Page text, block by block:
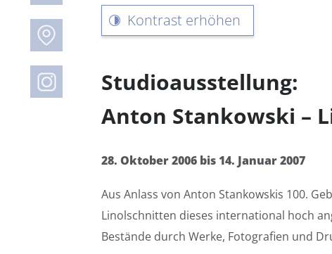
Kontrast erhöhen
Studioausstellung:
Anton Stankowski –
28. Oktober 2006 bis 14. Januar 2007
Aus Anlass von Anton Stankowskis 100.
Linolschnitten dieses international hoch
Bestände durch Werke, Fotografien und